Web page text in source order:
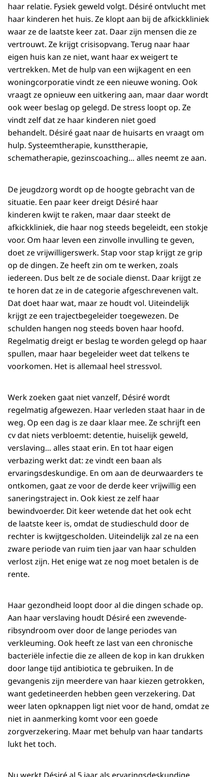
haar relatie. Fysiek geweld volgt. Désiré ontvlucht met
haar kinderen het huis. Ze klopt aan bij de afkickkliniek
waar ze de laatste keer zat. Daar zijn mensen die ze
vertrouwt. Ze krijgt crisisopvang. Terug naar haar
eigen huis kan ze niet, want haar ex weigert te
vertrekken. Met de hulp van een wijkagent en een
woningcorporatie vindt ze een nieuwe woning. Ook
vraagt ze opnieuw een uitkering aan, maar daar wordt
ook weer beslag op gelegd. De stress loopt op. Ze
vindt zelf dat ze haar kinderen niet goed
behandelt. Désiré gaat naar de huisarts en vraagt om
hulp. Systeemtherapie, kunsttherapie,
schematherapie, gezinscoaching… alles neemt ze aan.
De jeugdzorg wordt op de hoogte gebracht van de
situatie. Een paar keer dreigt Désiré haar
kinderen kwijt te raken, maar daar steekt de
afkickkliniek, die haar nog steeds begeleidt, een stokje
voor. Om haar leven een zinvolle invulling te geven,
doet ze vrijwilligerswerk. Stap voor stap krijgt ze grip
op de dingen. Ze heeft zin om te werken, zoals
iedereen. Dus belt ze de sociale dienst. Daar krijgt ze
te horen dat ze in de categorie afgeschrevenen valt.
Dat doet haar wat, maar ze houdt vol. Uiteindelijk
krijgt ze een trajectbegeleider toegewezen. De
schulden hangen nog steeds boven haar hoofd.
Regelmatig dreigt er beslag te worden gelegd op haar
spullen, maar haar begeleider weet dat telkens te
voorkomen. Het is allemaal heel stressvol.
Werk zoeken gaat niet vanzelf, Désiré wordt
regelmatig afgewezen. Haar verleden staat haar in de
weg. Op een dag is ze daar klaar mee. Ze schrijft een
cv dat niets verbloemt: detentie, huiselijk geweld,
verslaving… alles staat erin. En tot haar eigen
verbazing werkt dat: ze vindt een baan als
ervaringsdeskundige. En om aan de deurwaarders te
ontkomen, gaat ze voor de derde keer vrijwillig een
saneringstraject in. Ook kiest ze zelf haar
bewindvoerder. Dit keer wetende dat het ook echt
de laatste keer is, omdat de studieschuld door de
rechter is kwijtgescholden. Uiteindelijk zal ze na een
zware periode van ruim tien jaar van haar schulden
verlost zijn. Het enige wat ze nog moet betalen is de
rente.
Haar gezondheid loopt door al die dingen schade op.
Aan haar verslaving houdt Désiré een zwevende-
ribsyndroom over door de lange periodes van
verkleuming. Ook heeft ze last van een chronische
bacteriële infectie die ze alleen de kop in kan drukken
door lange tijd antibiotica te gebruiken. In de
gevangenis zijn meerdere van haar kiezen getrokken,
want gedetineerden hebben geen verzekering. Dat
weer laten opknappen ligt niet voor de hand, omdat ze
niet in aanmerking komt voor een goede
zorgverzekering. Maar met behulp van haar tandarts
lukt het toch.